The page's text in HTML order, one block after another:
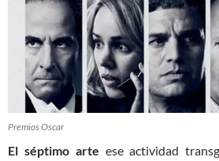
Premios Oscar
El séptimo arte ese actividad